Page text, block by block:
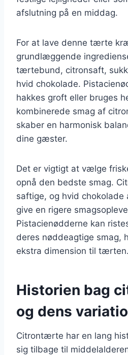
afslutning på en middag.
For at lave denne tærte
grundlæggende
tærtebund, citronsaft,
hvid chokolade.
hakkes groft eller bruges
kombinerede smag af
skaber en harmonisk
dine gæster.
Det er vigtigt at vælge
opnå den bedste smag.
saftige, og hvid chokolade
give en rigere
Pistacienødderne kan
deres nøddeagtige smag,
ekstra dimension til tærten.
Historien bag
og dens
Citrontærte har en lang
sig tilbage til